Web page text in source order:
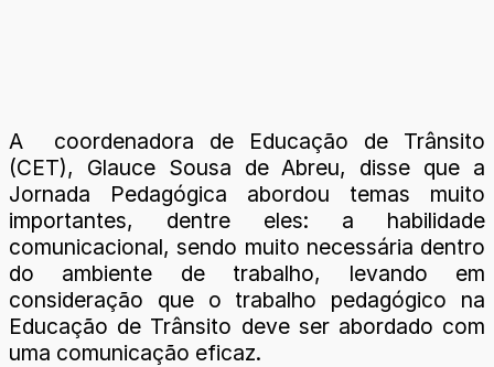
A coordenadora de Educação de Trânsito
(CET), Glauce Sousa de Abreu, disse que a
Jornada Pedagógica abordou temas muito
importantes, dentre eles: a habilidade
comunicacional, sendo muito necessária dentro
do ambiente de trabalho, levando em
consideração que o trabalho pedagógico na
Educação de Trânsito deve ser abordado com
uma comunicação eficaz.